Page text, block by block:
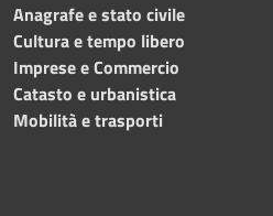
Anagrafe e stato civile
Cultura e tempo libero
Imprese e Commercio
Catasto e urbanistica
Mobilità e trasporti